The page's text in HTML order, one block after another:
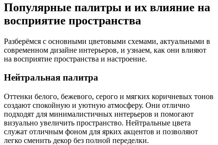
Популярные палитры и их влияние на
восприятие пространства
Разберёмся с основными цветовыми схемами, актуальными в
современном дизайне интерьеров, и узнаем, как они влияют
на восприятие пространства и настроение.
Нейтральная палитра
Оттенки белого, бежевого, серого и мягких коричневых тонов
создают спокойную и уютную атмосферу. Они отлично
подходят для минималистичных интерьеров и помогают
визуально увеличить пространство. Нейтральные цвета
служат отличным фоном для ярких акцентов и позволяют
легко сменить декор без полной переделки.